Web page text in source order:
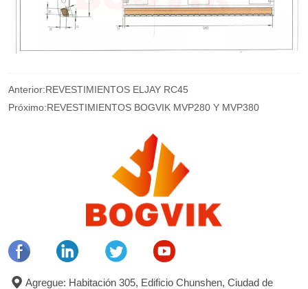
Anterior:REVESTIMIENTOS ELJAY RC45
Próximo:REVESTIMIENTOS BOGVIK MVP280 Y MVP380
Agregue: Habitación 305, Edificio Chunshen, Ciudad de